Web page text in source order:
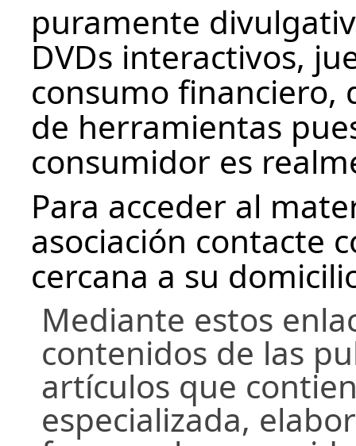
puramente
DVDs interactivos,
consumo financiero,
de herramientas
consumidor es
Para acceder al
asociación contacte
cercana a su
Mediante estos
contenidos de las
artículos que
especializada,